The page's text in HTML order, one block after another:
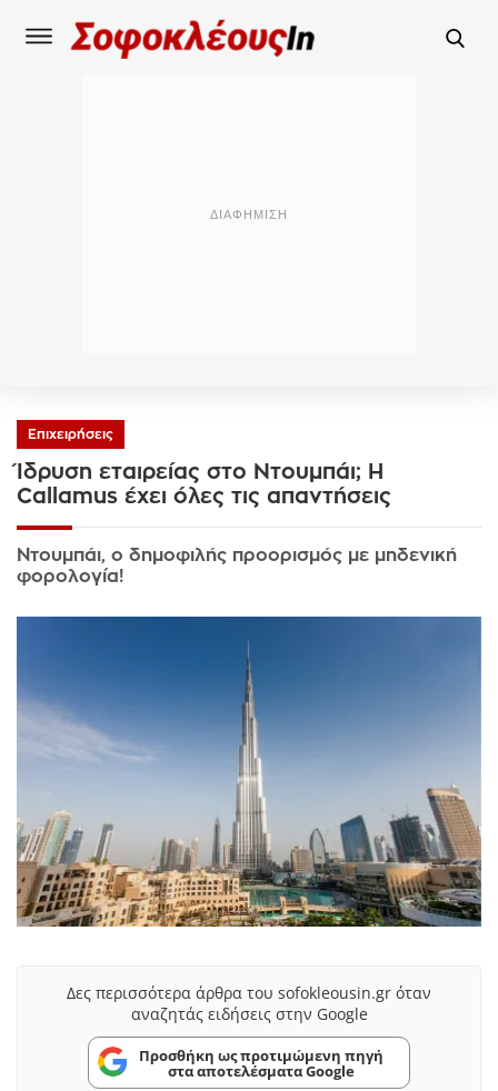
Επιχειρήσεις
Ίδρυση εταιρείας στο Ντουμπάι; Η
Callamus έχει όλες τις απαντήσεις
Ντουμπάι, ο δημοφιλής προορισμός με μηδενική
φορολογία!
Δες περισσότερα άρθρα του sofokleousin.gr όταν
αναζητάς ειδήσεις στην Google
Προσθήκη ως προτιμώμενη πηγή
στα αποτελέσματα Google